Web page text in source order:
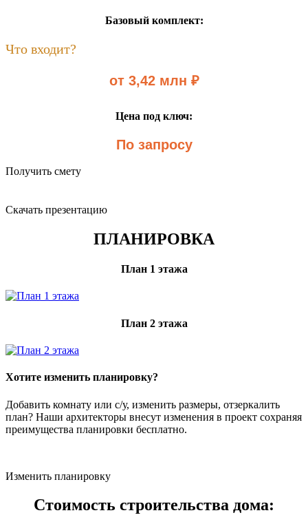
Базовый комплект:
Что входит?
от 3,42 млн ₽
Цена под ключ:
По запросу
Получить смету
Скачать презентацию
ПЛАНИРОВКА
План 1 этажа
План 2 этажа
Хотите изменить планировку?
Добавить комнату или с/у, изменить размеры, отзеркалить
план? Наши архитекторы внесут изменения в проект сохраняя
преимущества планировки бесплатно.
Изменить планировку
Стоимость строительства дома: